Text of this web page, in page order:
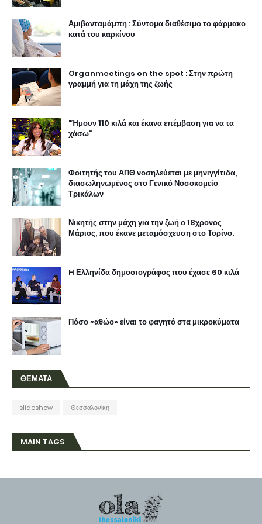
Αμιβανταμάμπη : Σύντομα διαθέσιμο το φάρμακο
κατά του καρκίνου
Organmeetings on the spot : Στην πρώτη
γραμμή για τη μάχη της ζωής
"Ήμουν 110 κιλά και έκανα επέμβαση για να τα
χάσω"
Φοιτητής του ΑΠΘ νοσηλεύεται με μηνιγγίτιδα,
διασωληνωμένος στο Γενικό Νοσοκομείο
Τρικάλων
Νικητής στην μάχη για την ζωή ο 18χρονος
Μάριος, που έκανε μεταμόσχευση στο Τορίνο.
H Ελληνίδα δημοσιογράφος που έχασε 60 κιλά
Πόσο «αθώο» είναι το φαγητό στα μικροκύματα
ΘΕΜΑΤΑ
slideshow Θεσσαλονίκη
MAIN TAGS